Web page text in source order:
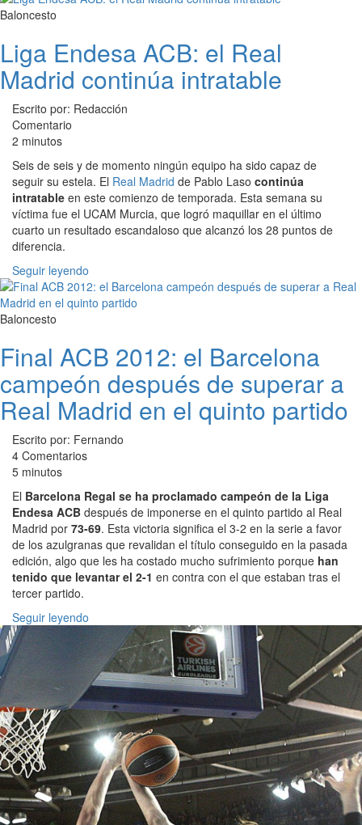
Baloncesto
Liga Endesa ACB: el Real
Madrid continúa intratable
Escrito por: Redacción
Comentario
2 minutos
Seis de seis y de momento ningún equipo ha sido capaz de
seguir su estela. El Real Madrid de Pablo Laso continúa
intratable en este comienzo de temporada. Esta semana su
víctima fue el UCAM Murcia, que logró maquillar en el último
cuarto un resultado escandaloso que alcanzó los 28 puntos de
diferencia.
Seguir leyendo
Baloncesto
Final ACB 2012: el Barcelona
campeón después de superar a
Real Madrid en el quinto partido
Escrito por: Fernando
4 Comentarios
5 minutos
El Barcelona Regal se ha proclamado campeón de la Liga
Endesa ACB después de imponerse en el quinto partido al Real
Madrid por 73-69. Esta victoria significa el 3-2 en la serie a favor
de los azulgranas que revalidan el título conseguido en la pasada
edición, algo que les ha costado mucho sufrimiento porque han
tenido que levantar el 2-1 en contra con el que estaban tras el
tercer partido.
Seguir leyendo